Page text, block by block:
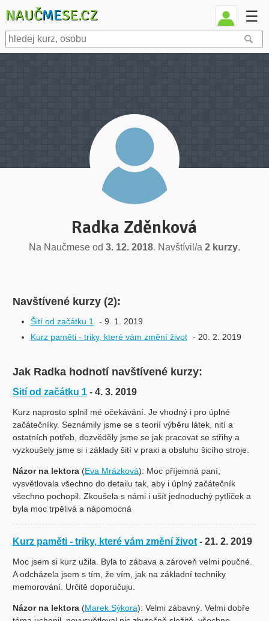
NAUČMESE.CZ ☰
Radka Zděnková
Na Naučmese od 3. 12. 2018. Navštívil/a 2 kurzy.
Navštívené kurzy (2):
Šití od začátku 1
- 9. 1. 2019
Kurz paměti - triky, které vám změní život - 20. 2. 2019
Jak Radka hodnotí navštívené kurzy:
Šití od začátku 1 - 4. 3. 2019
Kurz naprosto splnil mé očekávání. Je vhodný i pro úplné
začátečníky. Seznámily jsme se s teorií výběru látek, nití a
ostatních potřeb, dozvěděly jsme se jak pracovat se střihy a
vyzkoušely jsme si i základy šití v praxi a obsluhu šicího stroje.
Názor na lektora(Eva Mrázková): Moc příjemná paní,
vysvětlovala všechno do detailu tak, aby i úplný začátečník
všechno pochopil. Zkoušela s námi i ušít jednoduchý pytlíček a
byla moc trpělivá a nápomocná
Kurz paměti - triky, které vám změní život - 21. 2. 2019
Moc jsem si kurz užila. Byla to zábava a zároveň velmi poučné.
A odcházela jsem s tím, že vím, jak na základní techniky
memorování. Určitě doporučuju.
Názor na lektora(Marek Sýkora): Velmi zábavný. Velmi dobře